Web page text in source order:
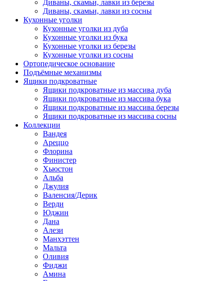
Диваны, скамьи, лавки из березы
Диваны, скамьи, лавки из сосны
Кухонные уголки
Кухонные уголки из дуба
Кухонные уголки из бука
Кухонные уголки из березы
Кухонные уголки из сосны
Ортопедическое основание
Подъёмные механизмы
Ящики подкроватные
Ящики подкроватные из массива дуба
Ящики подкроватные из массива бука
Ящики подкроватные из массива березы
Ящики подкроватные из массива сосны
Коллекции
Вандея
Ареццо
Флорина
Финистер
Хьюстон
Альба
Джулия
Валенсия/Дерик
Верди
Юджин
Дана
Алези
Манхэттен
Мальта
Оливия
Фиджи
Амина